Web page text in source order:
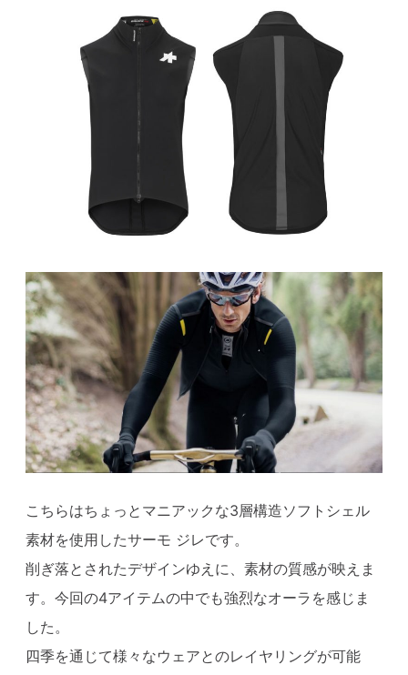
こちらはちょっとマニアックな3層構造ソフトシェル
素材を使用したサーモ ジレです。
削ぎ落とされたデザインゆえに、素材の質感が映えま
す。今回の4アイテムの中でも強烈なオーラを感じま
した。
四季を通じて様々なウェアとのレイヤリングが可能